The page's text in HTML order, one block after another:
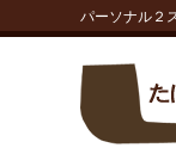
パーソナル２